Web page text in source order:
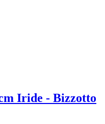
Iride - Bizzotto